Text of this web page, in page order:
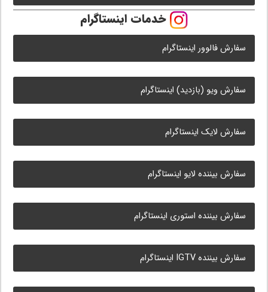
خدمات اینستاگرام
سفارش فالوور اینستاگرام
سفارش ویو (بازدید) اینستاگرام
سفارش لایک اینستاگرام
سفارش بیننده لایو اینستاگرام
سفارش بیننده استوری اینستاگرام
سفارش بیننده IGTV اینستاگرام